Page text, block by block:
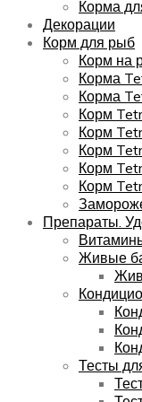
Корма
Декорации
Корм для рыб
Корм на
Корма
Корма
Корм
Корм
Корм
Корм
Корм
Препараты.
Живые
Тесты